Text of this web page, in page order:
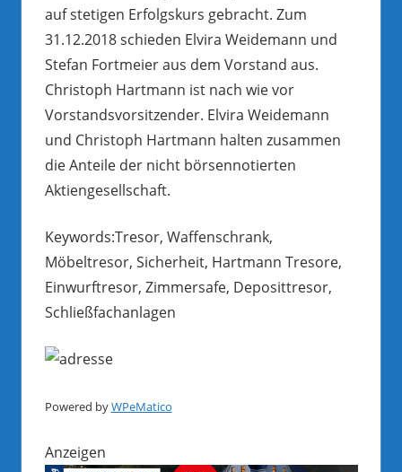
auf stetigen Erfolgskurs gebracht. Zum
31.12.2018 schieden Elvira Weidemann und
Stefan Fortmeier aus dem Vorstand aus.
Christoph Hartmann ist nach wie vor
Vorstandsvorsitzender. Elvira Weidemann
und Christoph Hartmann halten zusammen
die Anteile der nicht börsennotierten
Aktiengesellschaft.
Keywords:Tresor, Waffenschrank,
Möbeltresor, Sicherheit, Hartmann Tresore,
Einwurftresor, Zimmersafe, Deposittresor,
Schließfachanlagen
Powered byWPeMatico
Anzeigen